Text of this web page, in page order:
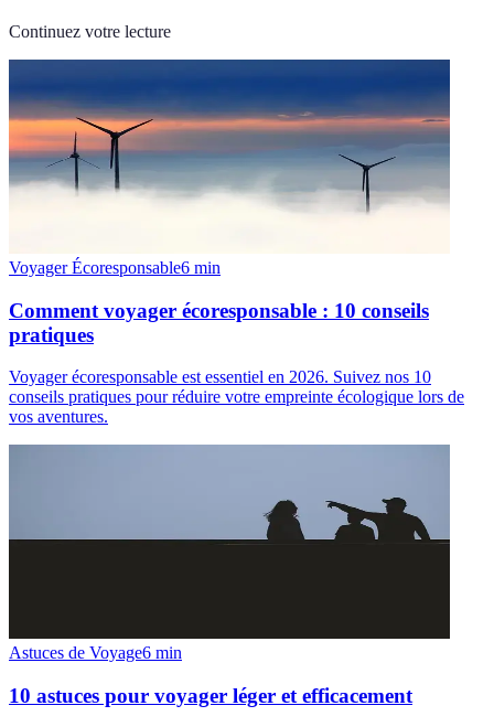
Continuez votre lecture
Voyager Écoresponsable6 min
Comment voyager écoresponsable : 10 conseils
pratiques
Voyager écoresponsable est essentiel en 2026. Suivez nos 10
conseils pratiques pour réduire votre empreinte écologique lors de
vos aventures.
Astuces de Voyage6 min
10 astuces pour voyager léger et efficacement